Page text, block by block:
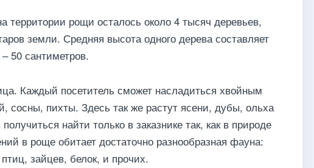
территории рощи осталось около 4 тысяч деревьев,
земли. Средняя высота одного дерева составляет
50 сантиметров.
Каждый посетитель сможет насладиться хвойным
сосны, пихты. Здесь так же растут ясени, дубы, ольха
найти только в заказнике так, как в природе
в роще обитает достаточно разнообразная фауна:
зайцев, белок, и прочих.